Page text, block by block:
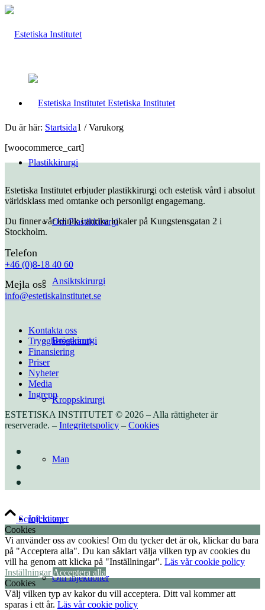
Estetiska Institutet
Plastikkirurgi
Om Plastikkirurgi
Ansiktskirurgi
Bröstkirurgi
Kroppskirurgi
Man
Injektioner
Om Injektioner
Du är här: Startsida1 / Varukorg
[woocommerce_cart]
Estetiska Institutet erbjuder plastikkirurgi och estetisk vård i absolut
världsklass med omtanke och personligt engagemang.
Du finner vår klinik i anrika lokaler på Kungstensgatan 2 i
Stockholm.
Telefon
+46 (0)8-18 40 60
Mejla oss
info@estetiskainstitutet.se
Kontakta oss
Trygghetsgaranti
Finansiering
Priser
Nyheter
Media
Ingrepp
ESTETISKA INSTITUTET © 2026 – Alla rättigheter är
reserverade. – Integritetspolicy – Cookies
Scroll to top
Cookies
Vi använder oss av cookies! Om du tycker det är ok, klickar du bara
på "Acceptera alla". Du kan såklart välja vilken typ av cookies du
vill ha genom att klicka på "Inställningar". Läs vår cookie policy
InställningarAcceptera alla
Cookies
Välj vilken typ av kakor du vill acceptera. Ditt val kommer att
sparas i ett år. Läs vår cookie policy